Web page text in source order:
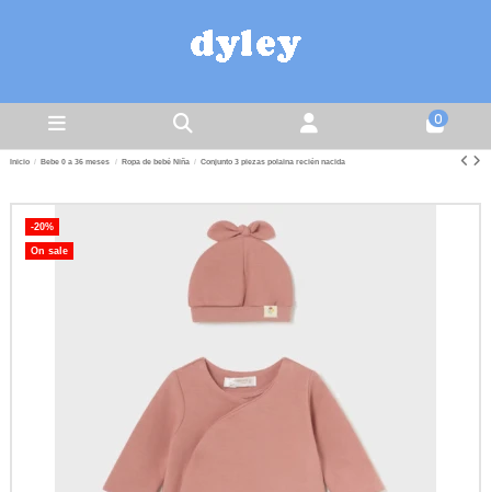
0
Inicio Bebe 0 a 36 meses Ropa de bebé Niña Conjunto 3 piezas polaina recién nacida
-20%
On sale